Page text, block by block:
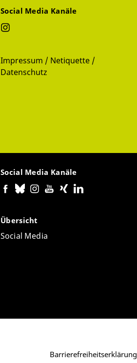
Social Media Kanäle
Impressum / Netiquette /
Datenschutz
Social Media Kanäle
Übersicht
Social Media
Barrierefreiheitserklärung